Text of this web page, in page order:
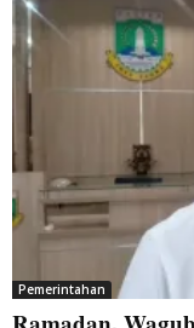
Pemerintahan